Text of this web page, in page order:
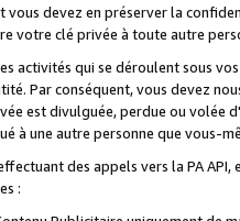
vous devez en préserver la
votre clé privée à toute autre
activités qui se déroulent sous
Par conséquent, vous devez
est divulguée, perdue ou volée
à une autre personne que vous-
des appels vers la PA
: